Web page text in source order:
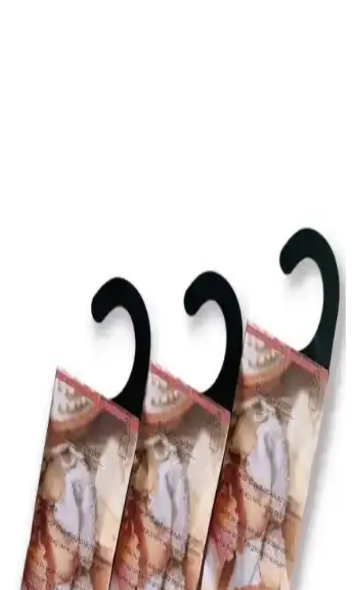
Chakra Ocean Breeze: Amber, Paçuli ve Gül
Dengesini Yansıtan Ferah İç Mekân Kokusu
Chakra Ocean Breeze, 500 ml püskürtme formunda iç mekân
kokusu; amber sıcaklığı, paçuli derinliği ve gül zarafetiyle
dengelenir. %71 alkol içeriği sayesinde hızlı yayılır, temiz, ferah bir
atmosfer sağlar; uzun süre kalıcılık hedeflenir.
Missi Beyaz Büyük Karışık Çiçek Taşlı 10'lu Bambu
Kamuş Seti İnceleme ve Dekoratif Oda Kokusu
Missi Beyaz Büyük Karışık Çiçek Taşlı 10'lu Bambu Kamuş Seti,
beyaz zarafetle mekâna dekoratif şıklık katarken çiçekli ve taşlı
ayrıntılarla sofistike bir atmosfer yaratır; çubuklu koku dağılımı
sağlar ve odalara uyumlu esneklik sunar.
Geniş Alanlar İçin Çok Fonksiyonlu Hava
Temizleme ve Kokulandırma Cihazı
Geniş alanlar için tasarlanmış hava temizleme ve kokulandırma
cihazı, hızlı ve etkili performansıyla ortamı ferahlatır, kötü kokuları
giderir ve çeşitli parfüm seçenekleriyle kişiselleştirilebilir.